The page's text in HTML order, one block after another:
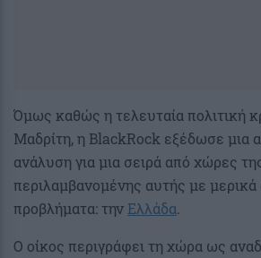
Όμως καθώς η τελευταία πολιτική
Μαδρίτη, η BlackRock εξέδωσε μια
ανάλυση για μια σειρά από χώρες
περιλαμβανομένης αυτής με
προβλήματα: την Ελλάδα.
Ο οίκος περιγράφει τη χώρα ως